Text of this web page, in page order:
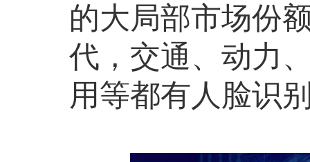
的大局部市场份
代，交通、动力
用等都有人脸识